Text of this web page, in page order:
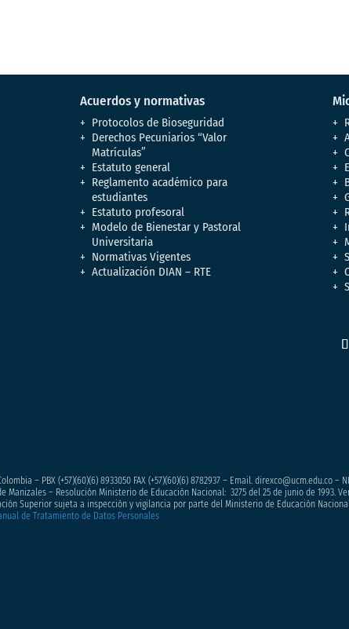
Acuerdos y normativas
Protocolos de Bioseguridad
Derechos Pecuniarios “Valor
Matrículas”
Estatuto general
Reglamento académico para
estudiantes
Estatuto profesoral
Modelo de Bienestar y Pastoral
Universitaria
Normativas Vigentes
Actualización DIAN – RTE
– PBX (+57)(60)(6) 8933050FAX (+57)(60)(6) 8782937 – Email. direxco@ucm.edu.co –
Manizales – Resolución Ministerio de Educación Nacional: 3275 del 25 de junio de 1993.
Superior sujeta a inspección y vigilancia por parte del Ministerio de Educación
de Tratamiento de Datos Personales